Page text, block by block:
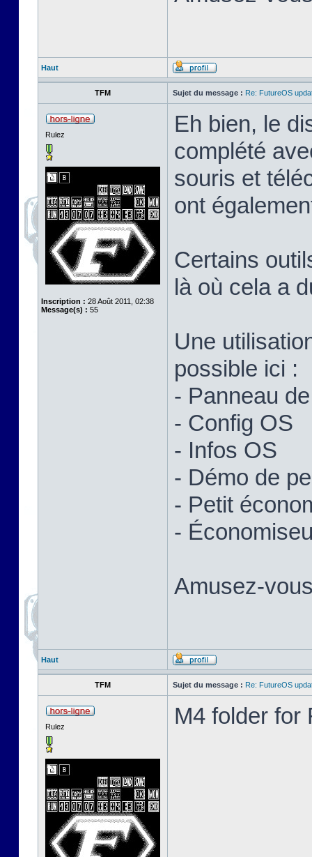
Haut
TFM Sujet du message : Re: FutureOS
Rulez
Inscription : 28 Août 2011, 02:38
Message(s) : 55
Eh bien, le
complété
souris et
ont
Certains
là où cela a
Une
possible ici :
- Panneau
- Config OS
- Infos OS
- Démo de
- Petit
-
Amusez-
Haut
TFM Sujet du message : Re: FutureOS
Rulez M4 folder for